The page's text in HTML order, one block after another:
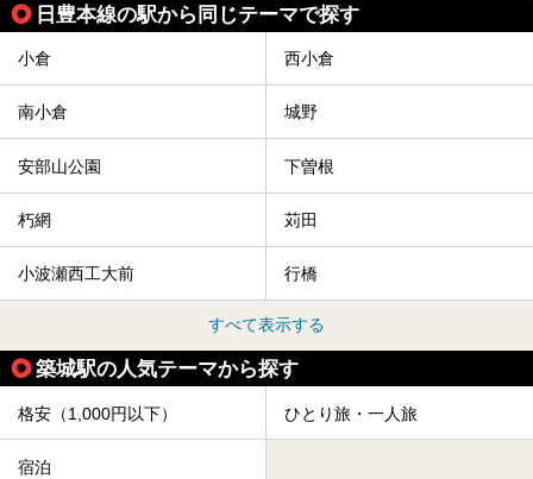
日豊本線の駅から同じテーマで探す
小倉 西小倉
南小倉 城野
安部山公園 下曽根
朽網 苅田
小波瀬西工大前 行橋
すべて表示する
築城駅の人気テーマから探す
格安（1,000円以下） ひとり旅・一人旅
宿泊